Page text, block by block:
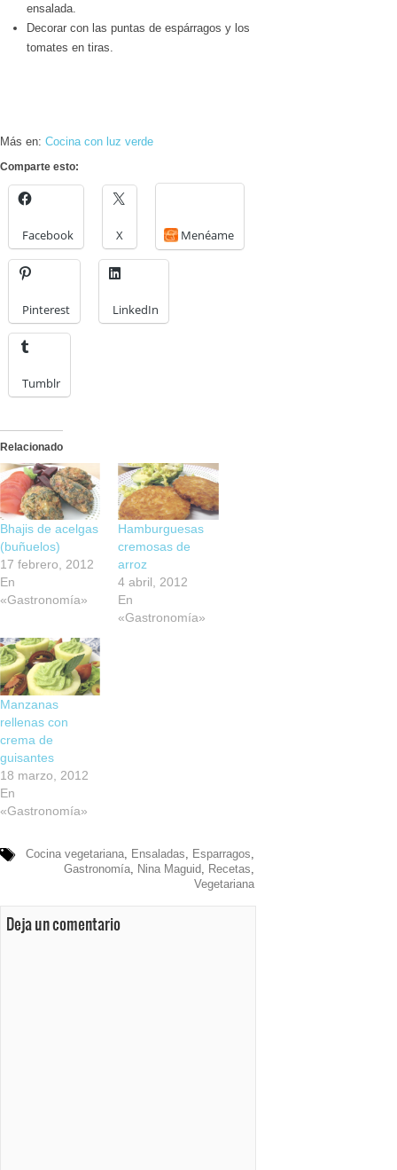
ensalada.
Decorar con las puntas de espárragos y los
tomates en tiras.
Más en: Cocina con luz verde
Comparte esto:
Facebook X Menéame
Pinterest LinkedIn
Tumblr
Relacionado
Bhajis de acelgas
(buñuelos)
17 febrero, 2012
En
«Gastronomía»
Hamburguesas
cremosas de
arroz
4 abril, 2012
En
«Gastronomía»
Manzanas
rellenas con
crema de
guisantes
18 marzo, 2012
En
«Gastronomía»
Cocina vegetariana, Ensaladas, Esparragos,
Gastronomía, Nina Maguid, Recetas,
Vegetariana
Deja un comentario